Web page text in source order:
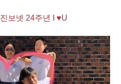
진보넷 24주년 I ♥U